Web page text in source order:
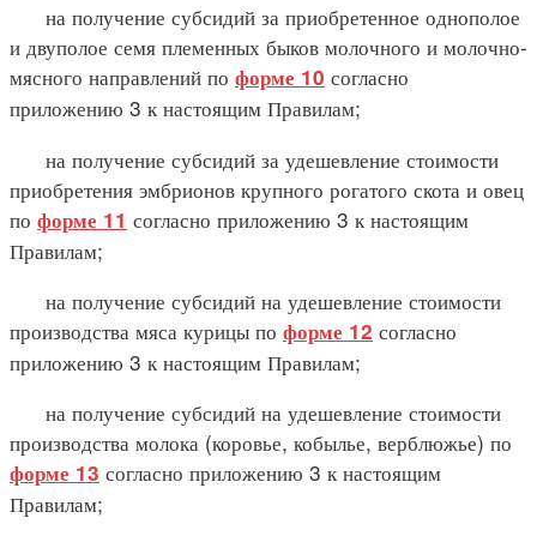
на получение субсидий за приобретенное однополое
и двуполое семя племенных быков молочного и молочно-
мясного направлений по форме 10 согласно
приложению 3 к настоящим Правилам;
на получение субсидий за удешевление стоимости
приобретения эмбрионов крупного рогатого скота и овец
по форме 11 согласно приложению 3 к настоящим
Правилам;
на получение субсидий на удешевление стоимости
производства мяса курицы по форме 12 согласно
приложению 3 к настоящим Правилам;
на получение субсидий на удешевление стоимости
производства молока (коровье, кобылье, верблюжье) по
форме 13 согласно приложению 3 к настоящим
Правилам;